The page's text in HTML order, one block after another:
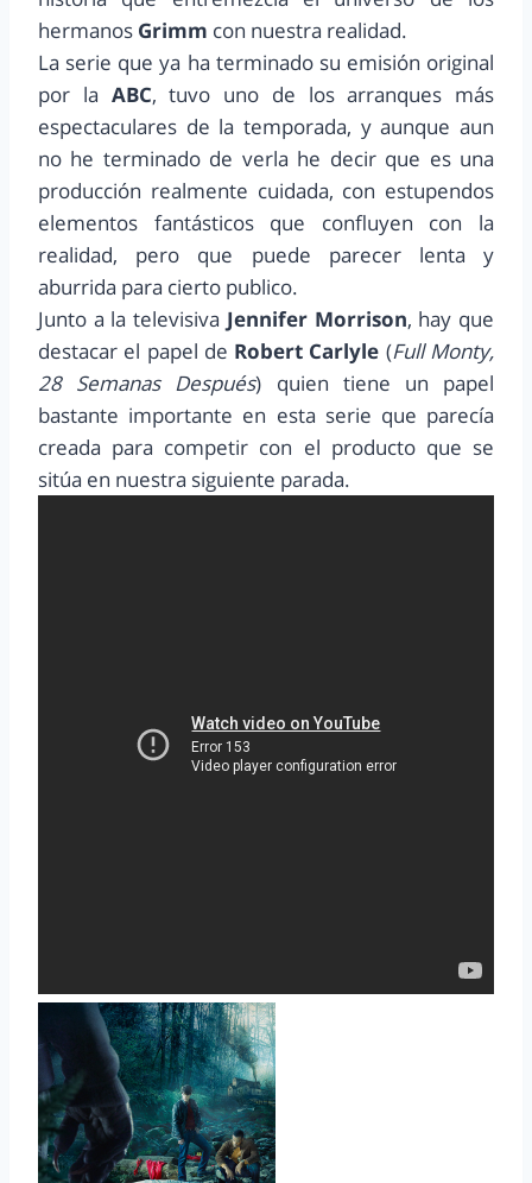
hermanos Grimm con nuestra realidad.
La serie que ya ha terminado su emisión original
por la ABC, tuvo uno de los arranques más
espectaculares de la temporada, y aunque aun
no he terminado de verla he decir que es una
producción realmente cuidada, con estupendos
elementos fantásticos que confluyen con la
realidad, pero que puede parecer lenta y
aburrida para cierto publico.
Junto a la televisiva Jennifer Morrison, hay que
destacar el papel de Robert Carlyle (Full Monty,
28 Semanas Después) quien tiene un papel
bastante importante en esta serie que parecía
creada para competir con el producto que se
sitúa en nuestra siguiente parada.